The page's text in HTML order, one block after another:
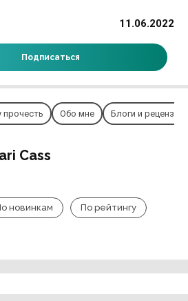
11.06.2022
Подписаться
прочесть Обо мне Блоги и рецензии
Cass
новинкам По рейтингу